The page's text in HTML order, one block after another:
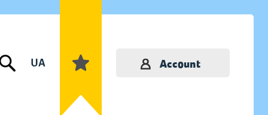
UA Account